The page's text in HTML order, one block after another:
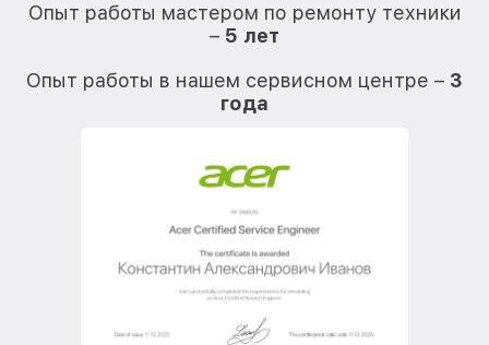
Опыт работы мастером по ремонту техники
– 5 лет
Опыт работы в нашем сервисном центре – 3
года